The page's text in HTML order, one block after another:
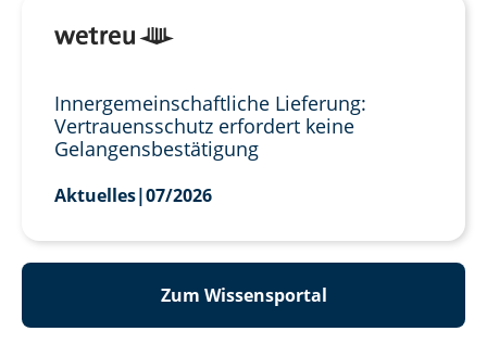
Innergemeinschaftliche Lieferung:
Vertrauensschutz erfordert keine
Gelangensbestätigung
Aktuelles|07/2026
Zum Wissensportal